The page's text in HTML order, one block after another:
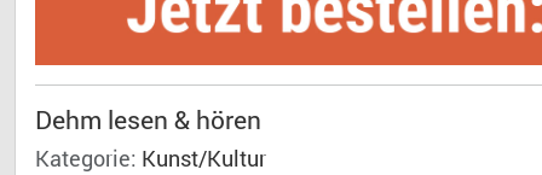
Dehm lesen & hören
Kategorie: Kunst/Kultur